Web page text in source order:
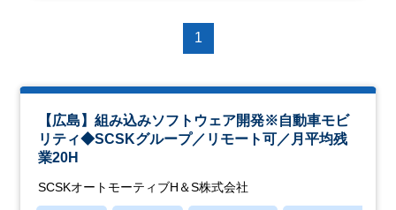
1
【広島】組み込みソフトウェア開発※自動車モビ
リティ◆SCSKグループ／リモート可／月平均残
業20H
SCSKオートモーティブH＆S株式会社